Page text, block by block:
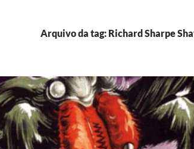
Arquivo da tag: Richard Sharpe